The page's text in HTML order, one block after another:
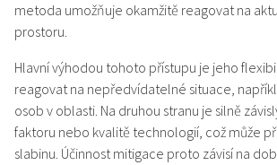
metoda umožňuje okamžitě reagovat na
prostoru.
Hlavní výhodou tohoto přístupu je jeho
reagovat na nepředvídatelné situace,
osob v oblasti. Na druhou stranu je silně
faktoru nebo kvalitě technologií, což může
slabinu. Účinnost mitigace proto závisí na